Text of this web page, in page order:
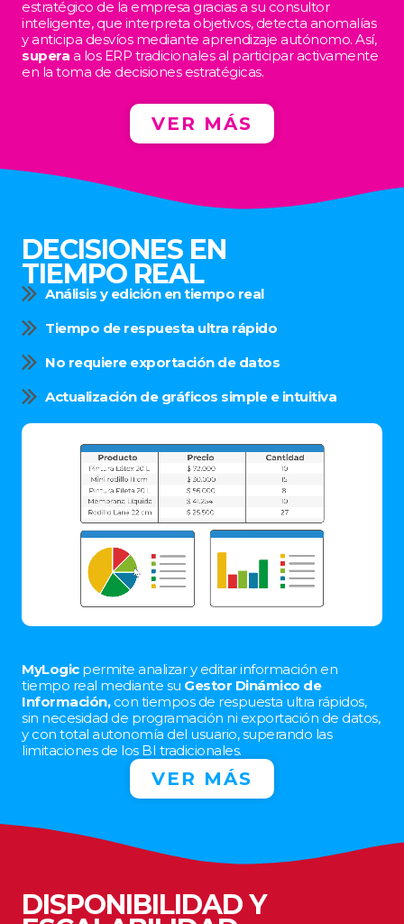
estratégico de la empresa gracias a su consultor
inteligente, que interpreta objetivos, detecta anomalías
y anticipa desvíos mediante aprendizaje autónomo. Así,
supera a los ERP tradicionales al participar activamente
en la toma de decisiones estratégicas.
VER MÁS
DECISIONES EN
TIEMPO REAL
Análisis y edición en tiempo real
Tiempo de respuesta ultra rápido
No requiere exportación de datos
Actualización de gráficos simple e intuitiva
MyLogic permite analizar y editar información en
tiempo real mediante su Gestor Dinámico de
Información,con tiempos de respuesta ultra rápidos,
sin necesidad de programación ni exportación de datos,
y con total autonomía del usuario, superando las
limitaciones de los BI tradicionales.
VER MÁS
DISPONIBILIDAD Y